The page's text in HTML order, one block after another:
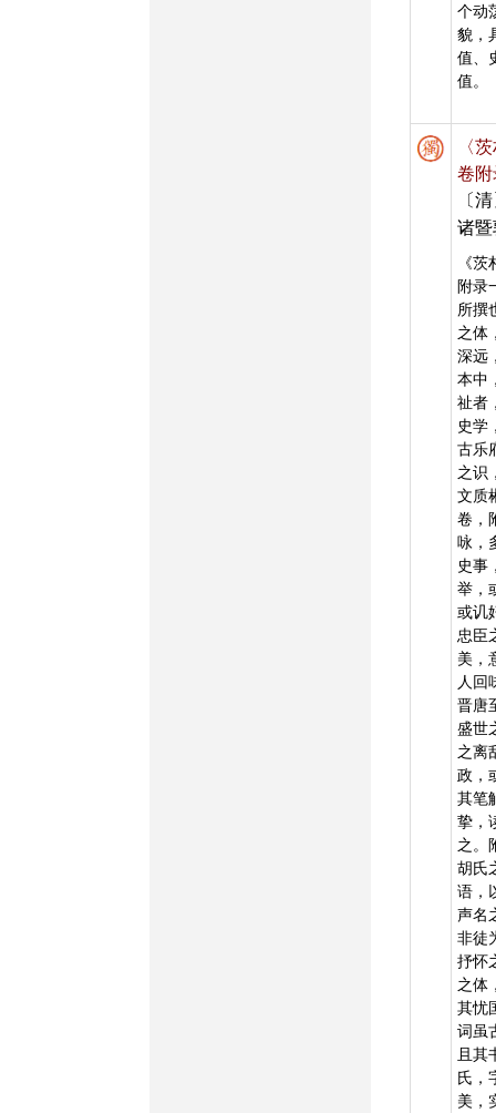
个动
貌，
值、
值。
〈
卷
〔
诸
《
附录
所撰
之体
深远
本中
祉者
史学
古乐
之识
文质
卷，
咏，
史事
举，
或讥
忠臣
美，
人回
晋唐
盛世
之离
政，
其笔
挚，
之。
胡氏
语，
声名
非徒
抒怀
之体
其忧
词虽
且其
氏，
美，